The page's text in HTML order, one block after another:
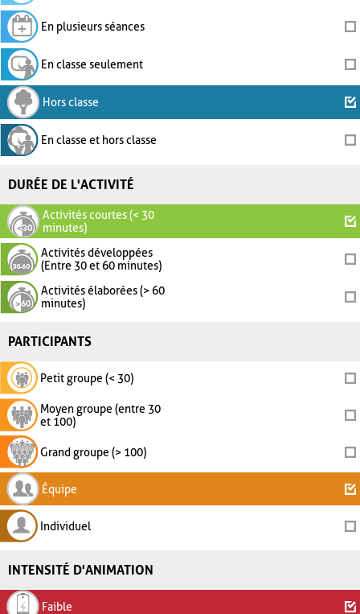
En plusieurs séances
En classe seulement
Hors classe
En classe et hors classe
DURÉE DE L'ACTIVITÉ
Activités courtes (< 30
minutes)
Activités développées
(Entre 30 et 60 minutes)
Activités élaborées (> 60
minutes)
PARTICIPANTS
Petit groupe (< 30)
Moyen groupe (entre 30
et 100)
Grand groupe (> 100)
Équipe
Individuel
INTENSITÉ D'ANIMATION
Faible